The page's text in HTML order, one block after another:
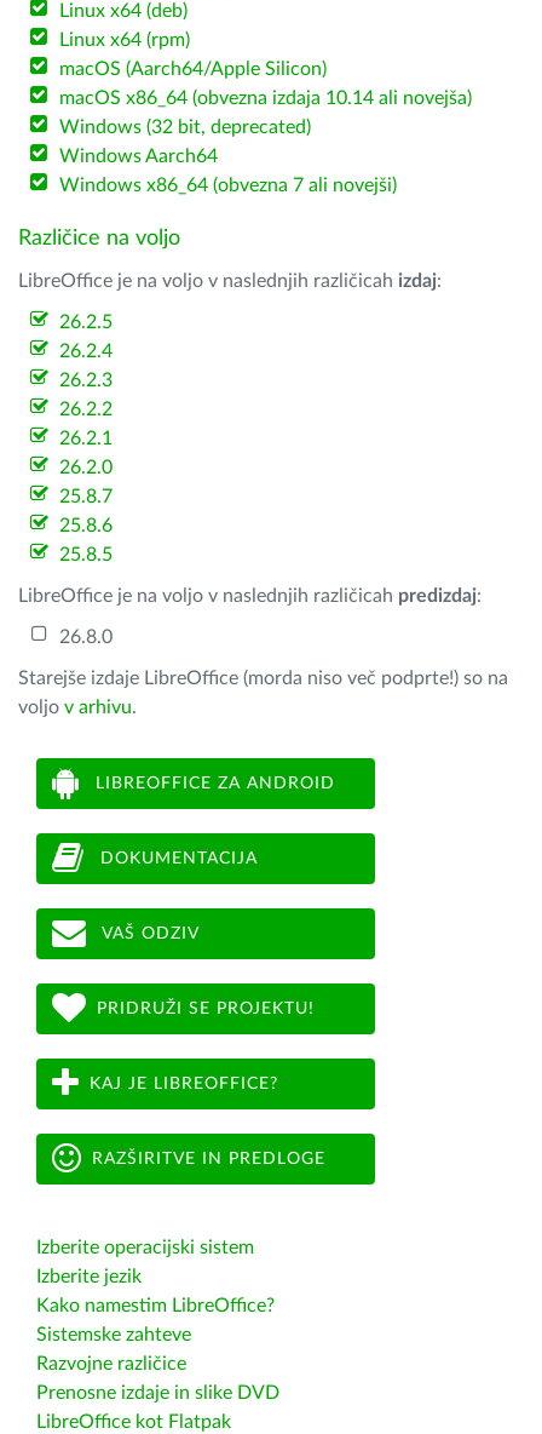
Linux x64 (deb)
Linux x64 (rpm)
macOS (Aarch64/Apple Silicon)
macOS x86_64 (obvezna izdaja 10.14 ali novejša)
Windows (32 bit, deprecated)
Windows Aarch64
Windows x86_64 (obvezna 7 ali novejši)
Različice na voljo
LibreOffice je na voljo v naslednjih različicah izdaj:
26.2.5
26.2.4
26.2.3
26.2.2
26.2.1
26.2.0
25.8.7
25.8.6
25.8.5
LibreOffice je na voljo v naslednjih različicah predizdaj:
26.8.0
Starejše izdaje LibreOffice (morda niso več podprte!) so na
voljo v arhivu.
LIBREOFFICE ZA ANDROID
DOKUMENTACIJA
VAŠ ODZIV
PRIDRUŽI SE PROJEKTU!
KAJ JE LIBREOFFICE?
RAZŠIRITVE IN PREDLOGE
Izberite operacijski sistem
Izberite jezik
Kako namestim LibreOffice?
Sistemske zahteve
Razvojne različice
Prenosne izdaje in slike DVD
LibreOffice kot Flatpak